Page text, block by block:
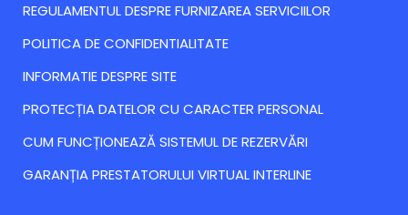
REGULAMENTUL DESPRE FURNIZAREA SERVICIILOR
POLITICA DE CONFIDENTIALITATE
INFORMATIE DESPRE SITE
PROTECȚIA DATELOR CU CARACTER PERSONAL
CUM FUNCȚIONEAZĂ SISTEMUL DE REZERVĂRI
GARANȚIA PRESTATORULUI VIRTUAL INTERLINE